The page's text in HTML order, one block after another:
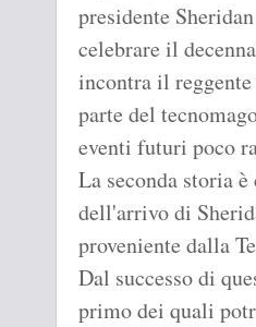
presidente
celebrare il
incontra il
parte del
eventi futuri poco
La seconda storia
dell'arrivo di
proveniente dalla
Dal successo di
primo dei quali